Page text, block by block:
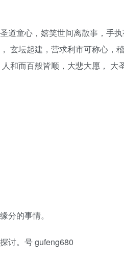
道童心，嬉笑世间离散事，手
玄坛起建，营求利市可称心，
和而百般皆顺，大悲大愿， 大
分的事情。
讨。号 gufeng680